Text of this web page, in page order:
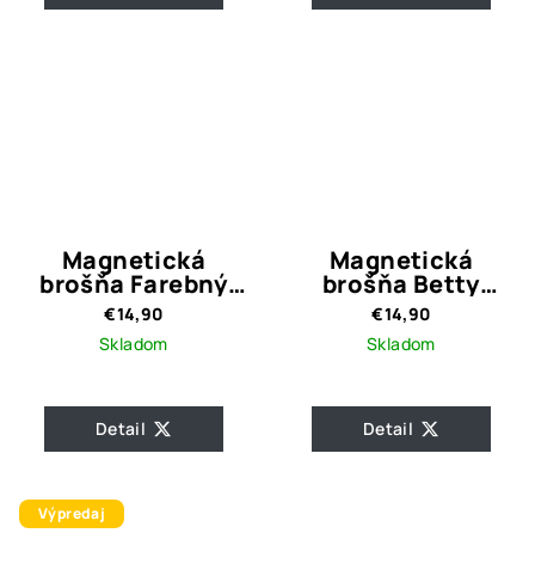
Magnetická
brošňa Farebný
motýľ
€14,90
Skladom
Detail
Magnetická
brošňa Betty
Turquoise
€14,90
Skladom
Detail
Výpredaj